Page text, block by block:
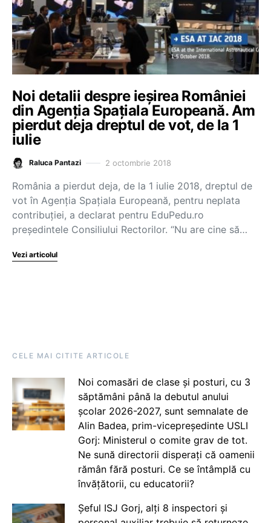
Noi detalii despre ieșirea României
din Agenția Spațiala Europeană. Am
pierdut deja dreptul de vot, de la 1
iulie
Raluca Pantazi 2 octombrie 2018
România a pierdut deja, de la 1 iulie 2018, dreptul de
vot în Agenția Spațiala Europeană, pentru neplata
contribuției, a declarat pentru EduPedu.ro
președintele Consiliului Rectorilor. “Nu are cine să…
Vezi articolul
CELE MAI CITITE ARTICOLE
Noi comasări de clase și posturi, cu 3
săptămâni până la debutul anului
școlar 2026-2027, sunt semnalate de
Alin Badea, prim-vicepreședinte USLI
Gorj: Ministerul o comite grav de tot.
Ne sună directorii disperați că oamenii
rămân fără posturi. Ce se întâmplă cu
învățătorii, cu educatorii?
Șeful ISJ Gorj, alți 8 inspectori și